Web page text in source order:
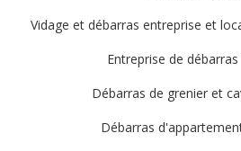
Vidage et débarras entreprise et
Entreprise de
Débarras de grenier et
Débarras